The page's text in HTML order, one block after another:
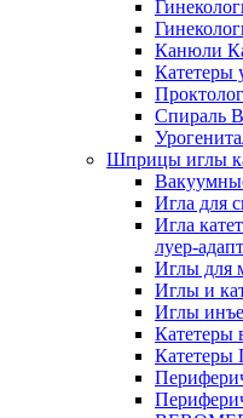
Канюли
Катетеры
Спираль
Шприцы иглы
Игла для
Игла
луер-
Иглы для
Иглы и
Иглы
Катетеры
Катетеры